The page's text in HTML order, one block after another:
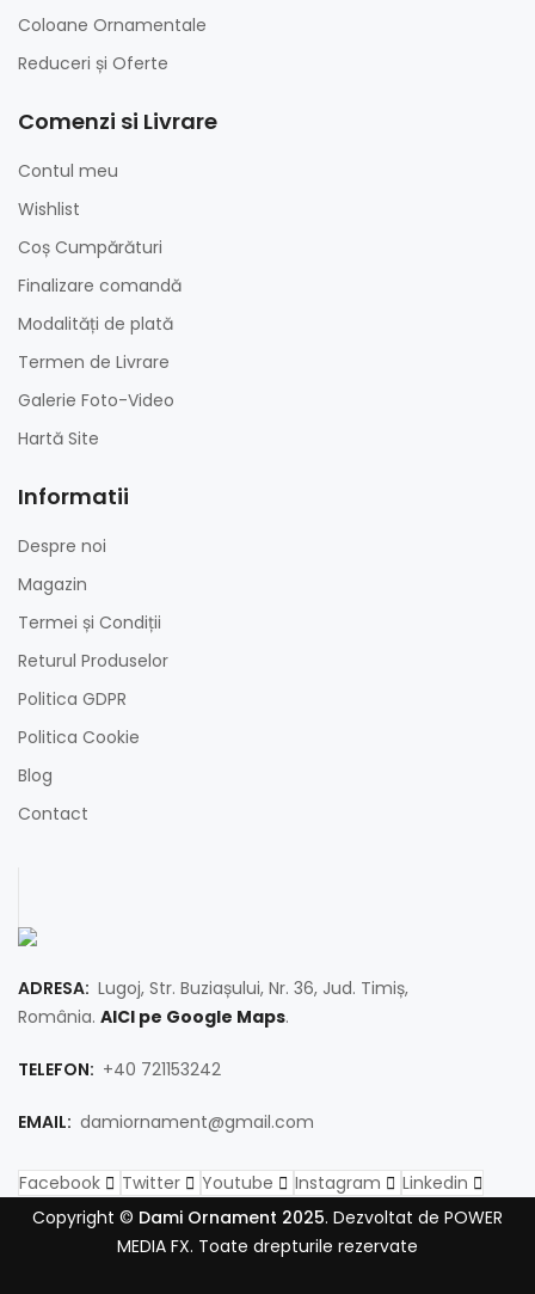
Coloane Ornamentale
Reduceri și Oferte
Comenzi si Livrare
Contul meu
Wishlist
Coș Cumpărături
Finalizare comandă
Modalități de plată
Termen de Livrare
Galerie Foto-Video
Hartă Site
Informatii
Despre noi
Magazin
Termei și Condiții
Returul Produselor
Politica GDPR
Politica Cookie
Blog
Contact
ADRESA: Lugoj, Str. Buziașului, Nr. 36, Jud. Timiș,
România. AICI pe Google Maps.
TELEFON: +40 721153242
EMAIL: damiornament@gmail.com
Facebook Twitter Youtube Instagram
Linkedin
Copyright © Dami Ornament 2025. Dezvoltat de POWER
MEDIA FX. Toate drepturile rezervate